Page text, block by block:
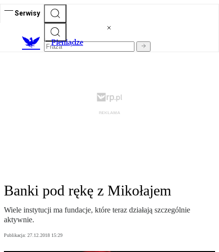
Serwisy
Pieniądze
Banki pod rękę z Mikołajem
Wiele instytucji ma fundacje, które teraz działają szczególnie
aktywnie.
Publikacja: 27.12.2018 15:29